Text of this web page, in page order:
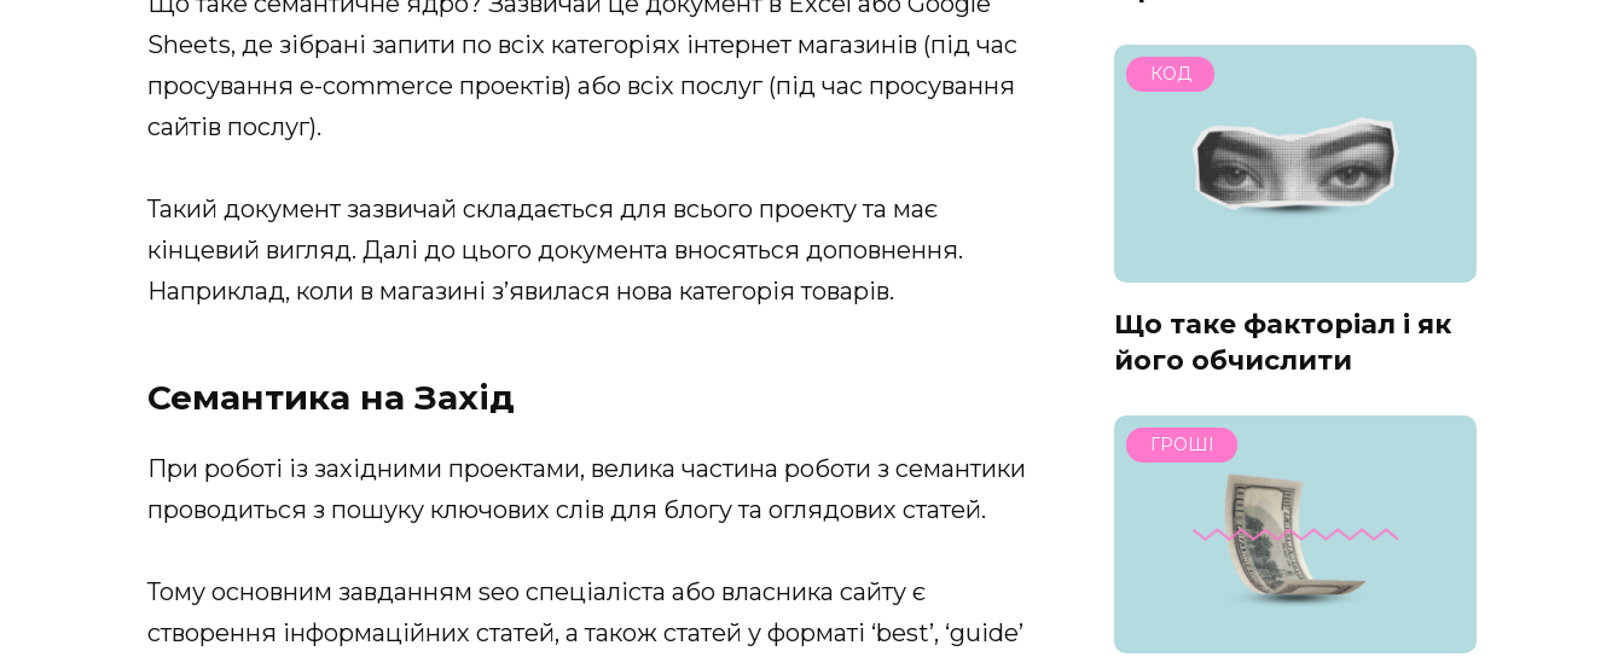
Sheets, де зібрані запити по всіх категоріях інтернет магазинів (під час
просування e-commerce проектів) або всіх послуг (під час просування
сайтів послуг).
Такий документ зазвичай складається для всього проекту та має
кінцевий вигляд. Далі до цього документа вносяться доповнення.
Наприклад, коли в магазині з’явилася нова категорія товарів.
Семантика на Захід
При роботі із західними проектами, велика частина роботи з семантики
проводиться з пошуку ключових слів для блогу та оглядових статей.
Тому основним завданням seo спеціаліста або власника сайту є
створення інформаційних статей, а також статей у форматі ‘best’, ‘guide’
КОД
Що таке факторіал і як
його обчислити
ГРОШІ